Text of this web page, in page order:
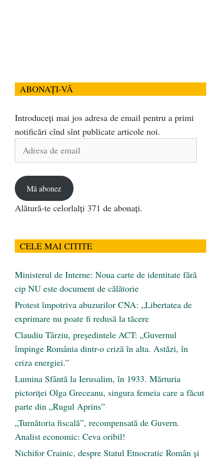
ABONAȚI-VĂ
Introduceți mai jos adresa de email pentru a primi
notificări cînd sînt publicate articole noi.
Adresa
Mă abonez
Alătură-te celorlalți 371 de abonați.
CELE MAI CITITE
Ministerul de Interne: Noua carte de identitate fără
cip NU este document de călătorie
Protest împotriva abuzurilor CNA: „Libertatea de
exprimare nu poate fi redusă la tăcere
Claudiu Târziu, președintele ACT: „Guvernul
împinge România dintr-o criză în alta. Astăzi, în
criza energiei.”
Lumina Sfântă la Ierusalim, în 1933. Mărturia
pictoriței Olga Greceanu, singura femeia care a făcut
parte din „Rugul Aprins”
„Turnătoria fiscală”, recompensată de Guvern.
Analist economic: Ceva oribil!
Nichifor Crainic, despre Statul Etnocratic Român şi